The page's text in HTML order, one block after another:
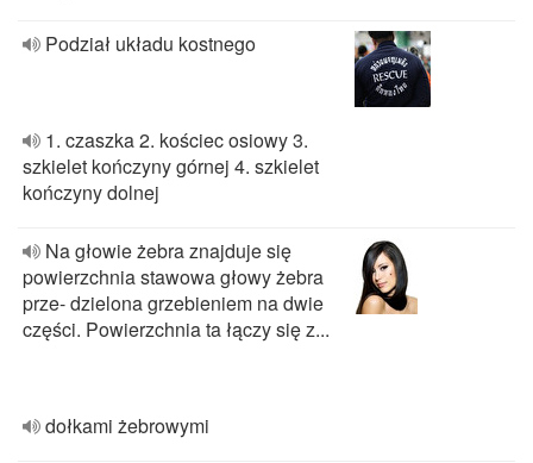
Podział układu kostnego
1. czaszka 2. kościec osiowy 3.
szkielet kończyny górnej 4. szkielet
kończyny dolnej
Na głowie żebra znajduje się
powierzchnia stawowa głowy żebra
prze- dzielona grzebieniem na dwie
części. Powierzchnia ta łączy się z...
dołkami żebrowymi